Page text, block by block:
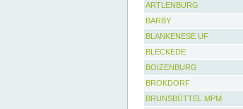
ARTLENBURG
BARBY
BLANKENESE UF
BLECKEDE
BOIZENBURG
BROKDORF
BRUNSBÜTTEL MPM